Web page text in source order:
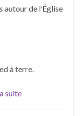
de l’Église
à terre.
suite